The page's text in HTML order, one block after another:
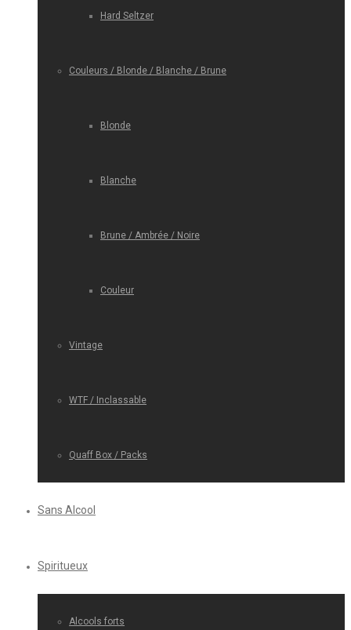
Hard Seltzer
Couleurs / Blonde / Blanche / Brune
Blonde
Blanche
Brune / Ambrée / Noire
Couleur
Vintage
WTF / Inclassable
Quaff Box / Packs
Sans Alcool
Spiritueux
Alcools forts